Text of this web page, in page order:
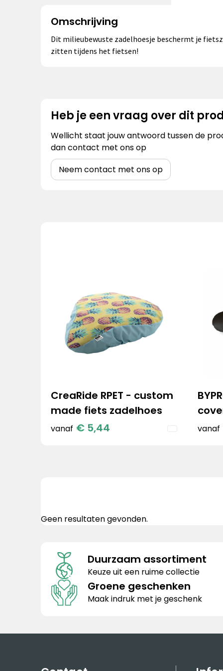
Omschrijving
Dit milieubewuste zadelhoesje beschermt je
zitten tijdens het fietsen!
Heb je een vraag over dit
Wellicht staat jouw antwoord tussen de
dan contact met ons op
Neem contact met ons op
CreaRide RPET - custom
made fiets zadelhoes
vanaf € 5,44 vanaf
Geen resultaten gevonden.
Duurzaam assortiment
Keuze uit een ruime collectie
Groene geschenken
Maak indruk met je geschenk